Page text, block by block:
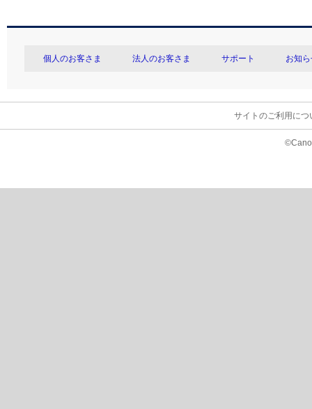
個人のお客さま 法人のお客さま サポート お知
サイトのご利用につ